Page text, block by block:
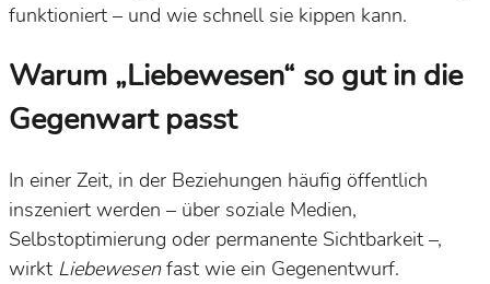
funktioniert – und wie schnell sie kippen kann.
Warum „Liebewesen“ so gut in die
Gegenwart passt
In einer Zeit, in der Beziehungen häufig öffentlich
inszeniert werden – über soziale Medien,
Selbstoptimierung oder permanente Sichtbarkeit –,
wirkt Liebewesenfast wie ein Gegenentwurf.